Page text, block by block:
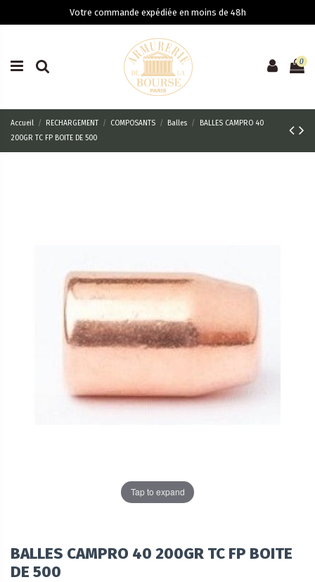
Votre commande expédiée en moins de 48h
0
Accueil RECHARGEMENT COMPOSANTS Balles
BALLES CAMPRO 40
200GR TC FP BOITE DE 500
Tap to expand
BALLES CAMPRO 40 200GR TC FP BOITE
DE 500